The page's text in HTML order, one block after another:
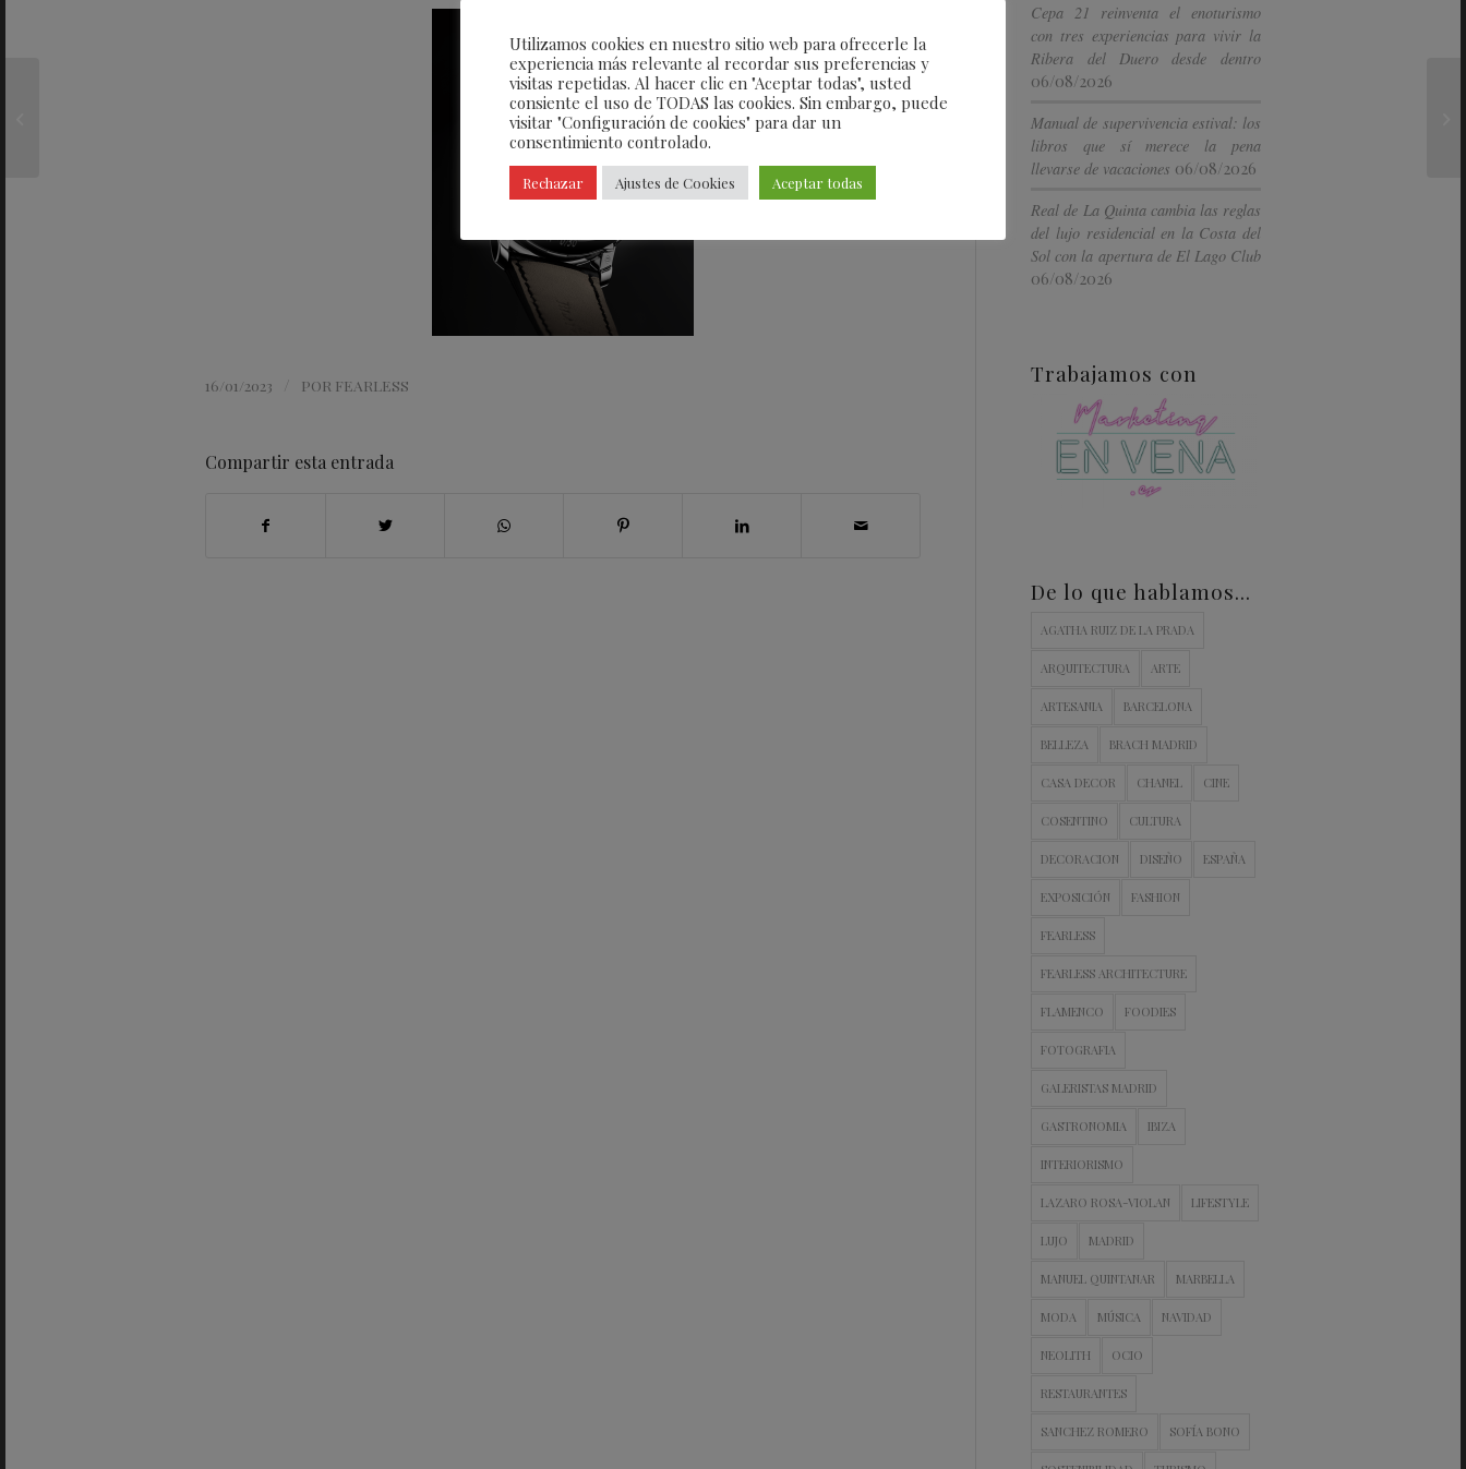
16/01/2023 POR FEARLESS
Compartir esta entrada
Cepa 21 reinventa el enoturismo
con tres experiencias para vivir la
Ribera del Duero desde dentro
06/08/2026
Manual de supervivencia estival: los
libros que sí merece la pena
llevarse de vacaciones 06/08/2026
Real de La Quinta cambia las reglas
del lujo residencial en la Costa del
Sol con la apertura de El Lago Club
06/08/2026
Trabajamos con
De lo que hablamos…
AGATHA RUIZ DE LA PRADA
ARQUITECTURA ARTE
ARTESANIA BARCELONA
BELLEZA BRACH MADRID
CASA DECOR CHANEL CINE
COSENTINO CULTURA
DECORACION DISEÑO ESPAÑA
EXPOSICIÓN FASHION
FEARLESS
FEARLESS ARCHITECTURE
FLAMENCO FOODIES
FOTOGRAFIA
GALERISTAS MADRID
GASTRONOMIA IBIZA
INTERIORISMO
LAZARO ROSA-VIOLAN LIFESTYLE
LUJO MADRID
MANUEL QUINTANAR MARBELLA
MODA MÚSICA NAVIDAD
NEOLITH OCIO
RESTAURANTES
SANCHEZ ROMERO SOFÍA BONO
Utilizamos cookies en nuestro sitio web para ofrecerle la
experiencia más relevante al recordar sus preferencias y
visitas repetidas. Al hacer clic en "Aceptar todas", usted
consiente el uso de TODAS las cookies. Sin embargo, puede
visitar "Configuración de cookies" para dar un
consentimiento controlado.
Rechazar Ajustes de Cookies Aceptar todas